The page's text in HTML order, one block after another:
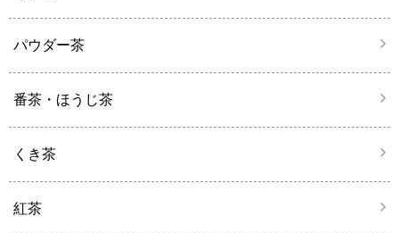
パウダー茶
番茶・ほうじ茶
くき茶
紅茶